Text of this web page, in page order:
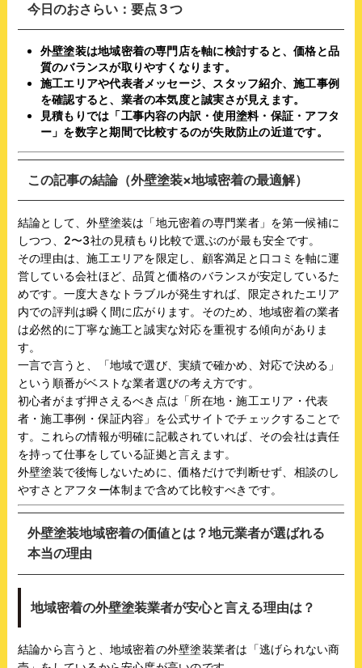
今日のおさらい：要点３つ
外壁塗装は地域密着の専門店を軸に検討すると、価格と品
質のバランスが取りやすくなります。
施工エリアや代表者メッセージ、スタッフ紹介、施工事例
を確認すると、業者の本気度と誠実さが見えます。
見積もりでは「工事内容の内訳・使用塗料・保証・アフタ
ー」を数字と期間で比較するのが失敗防止の近道です。
この記事の結論（外壁塗装×地域密着の最適解）
結論として、外壁塗装は「地元密着の専門業者」を第一候補に
しつつ、2〜3社の見積もり比較で選ぶのが最も安全です。
その理由は、施工エリアを限定し、顧客満足と口コミを軸に運
営している会社ほど、品質と価格のバランスが安定しているた
めです。一度大きなトラブルが発生すれば、限定されたエリア
内での評判は瞬く間に広がります。そのため、地域密着の業者
は必然的に丁寧な施工と誠実な対応を重視する傾向がありま
す。
一言で言うと、「地域で選び、実績で確かめ、対応で決める」
という順番がベストな業者選びの考え方です。
初心者がまず押さえるべき点は「所在地・施工エリア・代表
者・施工事例・保証内容」を公式サイトでチェックすることで
す。これらの情報が明確に記載されていれば、その会社は責任
を持って仕事をしている証拠と言えます。
外壁塗装で後悔しないために、価格だけで判断せず、相談のし
やすさとアフター体制まで含めて比較すべきです。
外壁塗装地域密着の価値とは？地元業者が選ばれる
本当の理由
地域密着の外壁塗装業者が安心と言える理由は？
結論から言うと、地域密着の外壁塗装業者は「逃げられない商